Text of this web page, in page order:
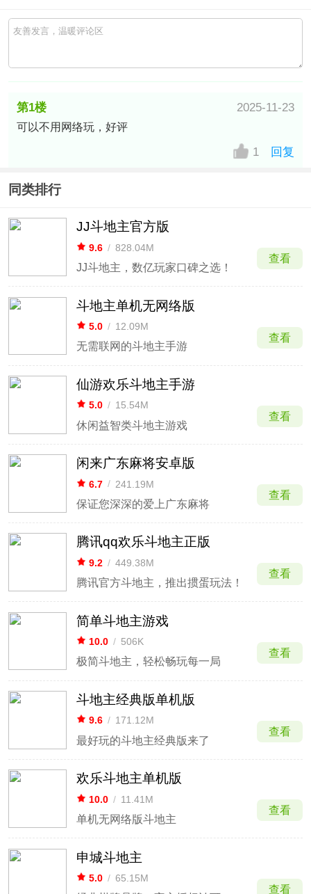
第1楼
中国–广东联通/数据上网公共出口
2025-11-23
可以不用网络玩，好评
1 回复
同类排行
JJ斗地主官方版
9.6 / 828.04M
JJ斗地主，数亿玩家口碑之选！
查看
斗地主单机无网络版
5.0 / 12.09M
无需联网的斗地主手游
查看
仙游欢乐斗地主手游
5.0 / 15.54M
休闲益智类斗地主游戏
查看
闲来广东麻将安卓版
6.7 / 241.19M
保证您深深的爱上广东麻将
查看
腾讯qq欢乐斗地主正版
9.2 / 449.38M
腾讯官方斗地主，推出掼蛋玩法！
查看
简单斗地主游戏
10.0 / 506K
极简斗地主，轻松畅玩每一局
查看
斗地主经典版单机版
9.6 / 171.12M
最好玩的斗地主经典版来了
查看
欢乐斗地主单机版
10.0 / 11.41M
单机无网络版斗地主
查看
申城斗地主
5.0 / 65.15M
查看